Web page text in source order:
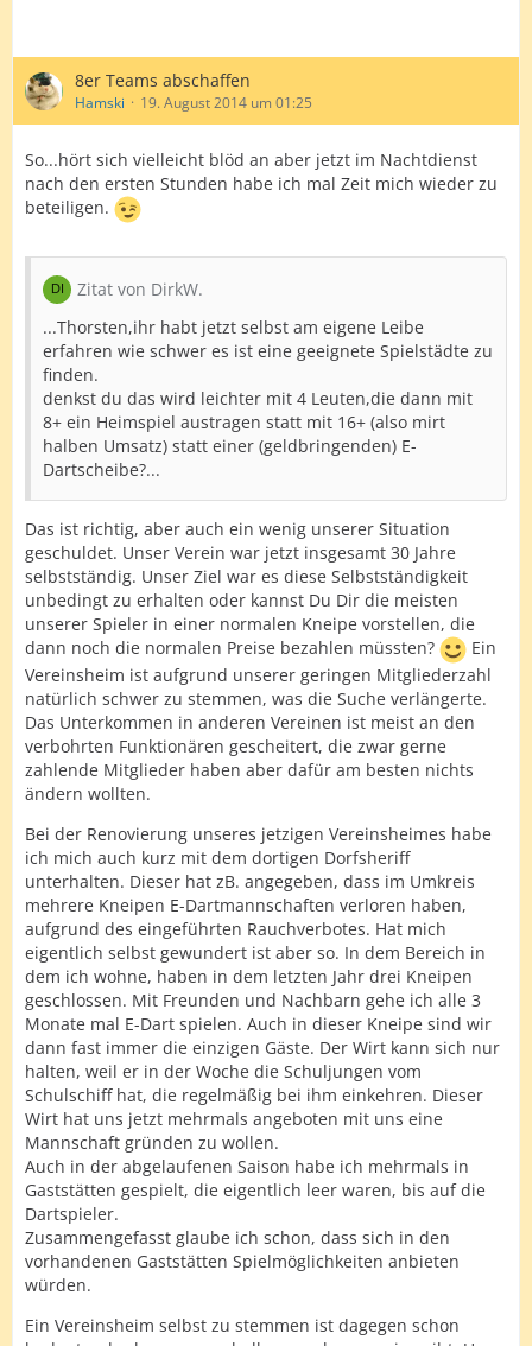
8er Teams abschaffen
Hamski 19. August 2014 um 01:25
So...hört sich vielleicht blöd an aber jetzt im Nachtdienst
nach den ersten Stunden habe ich mal Zeit mich wieder zu
beteiligen.
Zitat von DirkW.
...Thorsten,ihr habt jetzt selbst am eigene Leibe
erfahren wie schwer es ist eine geeignete Spielstädte zu
finden.
denkst du das wird leichter mit 4 Leuten,die dann mit
8+ ein Heimspiel austragen statt mit 16+ (also mirt
halben Umsatz) statt einer (geldbringenden) E-
Dartscheibe?...
Das ist richtig, aber auch ein wenig unserer Situation
geschuldet. Unser Verein war jetzt insgesamt 30 Jahre
selbstständig. Unser Ziel war es diese Selbstständigkeit
unbedingt zu erhalten oder kannst Du Dir die meisten
unserer Spieler in einer normalen Kneipe vorstellen, die
dann noch die normalen Preise bezahlen müssten?
Ein
Vereinsheim ist aufgrund unserer geringen Mitgliederzahl
natürlich schwer zu stemmen, was die Suche verlängerte.
Das Unterkommen in anderen Vereinen ist meist an den
verbohrten Funktionären gescheitert, die zwar gerne
zahlende Mitglieder haben aber dafür am besten nichts
ändern wollten.
Bei der Renovierung unseres jetzigen Vereinsheimes habe
ich mich auch kurz mit dem dortigen Dorfsheriff
unterhalten. Dieser hat zB. angegeben, dass im Umkreis
mehrere Kneipen E-Dartmannschaften verloren haben,
aufgrund des eingeführten Rauchverbotes. Hat mich
eigentlich selbst gewundert ist aber so. In dem Bereich in
dem ich wohne, haben in dem letzten Jahr drei Kneipen
geschlossen. Mit Freunden und Nachbarn gehe ich alle 3
Monate mal E-Dart spielen. Auch in dieser Kneipe sind wir
dann fast immer die einzigen Gäste. Der Wirt kann sich nur
halten, weil er in der Woche die Schuljungen vom
Schulschiff hat, die regelmäßig bei ihm einkehren. Dieser
Wirt hat uns jetzt mehrmals angeboten mit uns eine
Mannschaft gründen zu wollen.
Auch in der abgelaufenen Saison habe ich mehrmals in
Gaststätten gespielt, die eigentlich leer waren, bis auf die
Dartspieler.
Zusammengefasst glaube ich schon, dass sich in den
vorhandenen Gaststätten Spielmöglichkeiten anbieten
würden.
Ein Vereinsheim selbst zu stemmen ist dagegen schon